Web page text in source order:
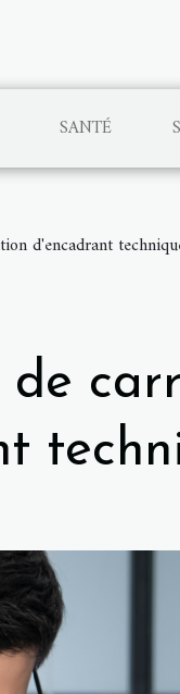
SANTÉ
d'encadrant